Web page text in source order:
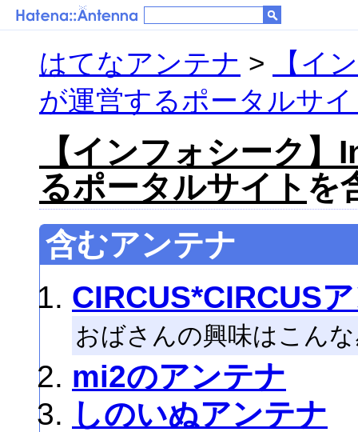
はてなアンテナ >
【イ
が運営するポータルサ
【インフォシーク
るポータルサイト を
含むアンテナ
CIRCUS*CIRCUS
おばさんの興味はこん
mi2のアンテナ
しのいぬアンテナ